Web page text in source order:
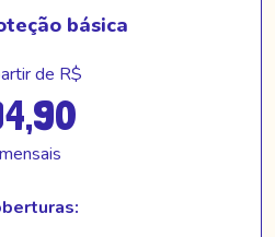
básica
de R$
mensais